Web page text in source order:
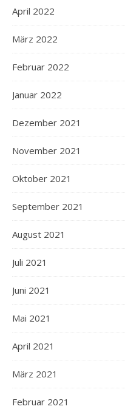
April 2022
März 2022
Februar 2022
Januar 2022
Dezember 2021
November 2021
Oktober 2021
September 2021
August 2021
Juli 2021
Juni 2021
Mai 2021
April 2021
März 2021
Februar 2021